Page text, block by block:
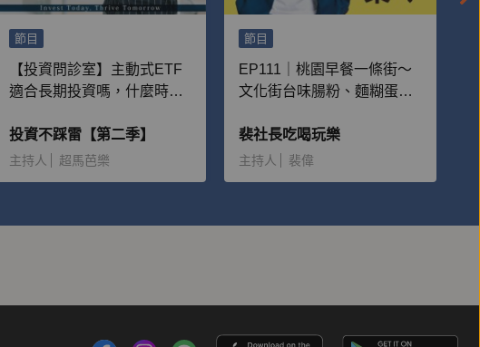
節目
【投資問診室】主動式ETF
適合長期投資嗎，什麼時候
投資不踩雷【第二季】
主持人 超馬芭樂
節目
EP111｜桃園早餐一條街～
文化街台味腸粉、麵糊蛋
裴社長吃喝玩樂
主持人 裴偉